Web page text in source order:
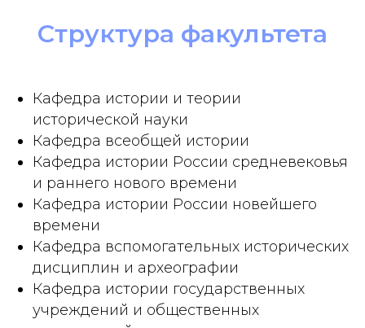
Структура факультета
Кафедра истории и теории
исторической науки
Кафедра всеобщей истории
Кафедра истории России средневековья
и раннего нового времени
Кафедра истории России новейшего
времени
Кафедра вспомогательных исторических
дисциплин и археографии
Кафедра истории государственных
учреждений и общественных